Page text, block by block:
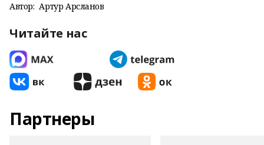
Автор: Артур Арсланов
Читайте нас
Партнеры